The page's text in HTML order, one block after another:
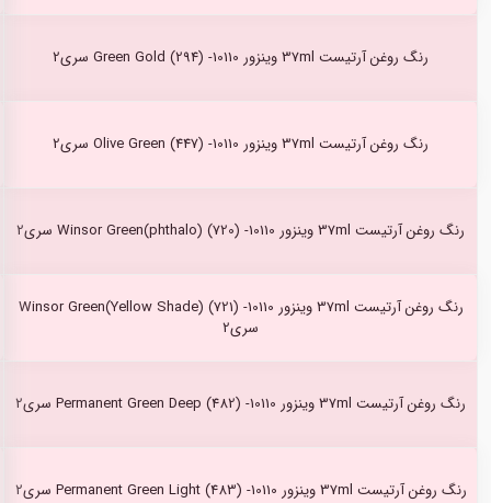
رنگ روغن آرتیست 37ml وینزور Green Gold (294) -10110 سری2
رنگ روغن آرتیست 37ml وینزور Olive Green (447) -10110 سری2
رنگ روغن آرتیست 37ml وینزور Winsor Green(phthalo) (720) -10110 سری2
رنگ روغن آرتیست 37ml وینزور Winsor Green(Yellow Shade) (721) -10110
سری2
رنگ روغن آرتیست 37ml وینزور Permanent Green Deep (482) -10110 سری2
رنگ روغن آرتیست 37ml وینزور Permanent Green Light (483) -10110 سری2